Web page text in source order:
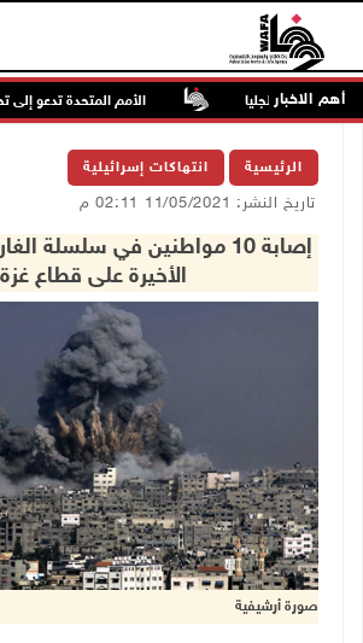
أهم الاخبار
في قرية جلجليا الأمم المتحدة تدعو إلى
الرئيسية انتهاكات إسرائيلية
تاريخ النشر: 11/05/2021 02:11 م
إصابة 10 مواطنين في سلسلة
الأخيرة على قطاع غزة
صورة أرشيفية